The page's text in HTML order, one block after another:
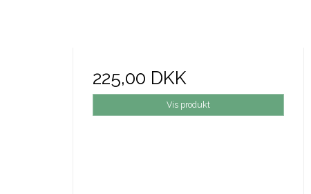
225,00 DKK
Vis produkt